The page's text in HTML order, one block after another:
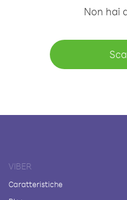
Non hai
VIBER
Caratteristiche